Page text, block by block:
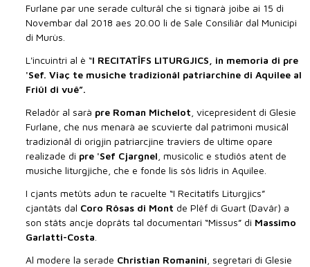
Furlane par une serade culturâl che si tignarà joibe ai 15 di
Novembar dal 2018 aes 20.00 li de Sale Consiliâr dal Municipi
di Murùs.
L'incuintri al è “I RECITATÎFS LITURGJICS, in memoria di pre
'Sef. Viaç te musiche tradizionâl patriarchine di Aquilee al
Friûl di vuê”.
Reladôr al sarà pre Roman Michelot , vicepresident di Glesie
Furlane, che nus menarà ae scuvierte dal patrimoni musicâl
tradizionâl di origjin patriarcjine traviers de ultime opare
realizade di pre 'Sef Cjargnel , musicolic e studiôs atent de
musiche liturgjiche, che e fonde lis sôs lidrîs in Aquilee.
I cjants metûts adun te racuelte “I Recitatîfs Liturgjics”
cjantâts dal Coro Rôsas di Mont de Plêf di Guart (Davâr) a
son stâts ancje doprâts tal documentari “Missus” di Massimo
Garlatti-Costa
Al modere la serade Christian Romanini , segretari di Glesie